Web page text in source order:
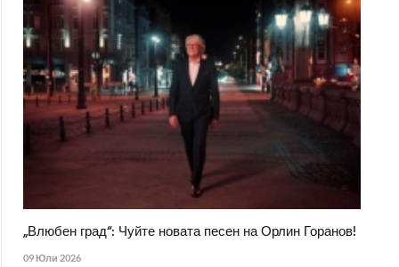
„Влюбен град“: Чуйте новата песен на Орлин Горанов!
09 Юли 2026